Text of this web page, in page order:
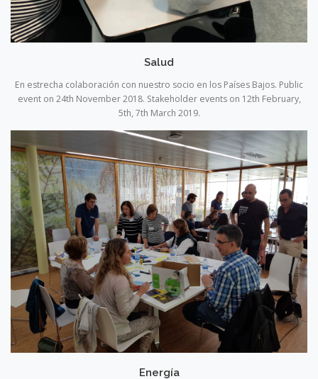
Salud
En estrecha colaboración con nuestro socio en los Países Bajos. Public
event on 24th November 2018. Stakeholder events on 12th February,
5th, 7th March 2019.
Energía